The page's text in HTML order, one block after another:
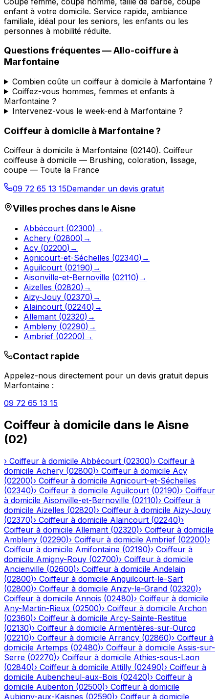
enfant à votre domicile. Service rapide, ambiance
familiale, idéal pour les seniors, les enfants ou les
personnes à mobilité réduite.
Questions fréquentes —Allo-coiffure à
Marfontaine
Combien coûte un coiffeur à domicile à Marfontaine ?
Coiffez-vous hommes, femmes et enfants à
Marfontaine ?
Intervenez-vous le week-end à Marfontaine ?
Coiffeur à domicile à Marfontaine?
Coiffeur à domicile à Marfontaine (02140). Coiffeur
coiffeuse à domicile — Brushing, coloration, lissage,
coupe — Toute la France
09 72 65 13 15Demander un devis gratuit
Villes proches dans leAisne
Abbécourt (02300) →
Achery (02800) →
Acy (02200) →
Agnicourt-et-Séchelles (02340) →
Aguilcourt (02190) →
Aisonville-et-Bernoville (02110) →
Aizelles (02820) →
Aizy-Jouy (02370) →
Alaincourt (02240) →
Allemant (02320) →
Ambleny (02290) →
Ambrief (02200) →
Contact rapide
Appelez-nous directement pour un devis gratuit depuis
Marfontaine :
09 72 65 13 15
Coiffeur à domicile dans le Aisne
(02)
› Coiffeur à domicile Abbécourt (02300)› Coiffeur à
domicile Achery (02800)› Coiffeur à domicile Acy
(02200)› Coiffeur à domicile Agnicourt-et-Séchelles
(02340)› Coiffeur à domicile Aguilcourt (02190)› Coiffeur
à domicile Aisonville-et-Bernoville (02110)› Coiffeur à
domicile Aizelles (02820)› Coiffeur à domicile Aizy-Jouy
(02370)› Coiffeur à domicile Alaincourt (02240)›
Coiffeur à domicile Allemant (02320)› Coiffeur à domicile
Ambleny (02290)› Coiffeur à domicile Ambrief (02200)›
Coiffeur à domicile Amifontaine (02190)› Coiffeur à
domicile Amigny-Rouy (02700)› Coiffeur à domicile
Ancienville (02600)› Coiffeur à domicile Andelain
(02800)› Coiffeur à domicile Anguilcourt-le-Sart
(02800)› Coiffeur à domicile Anizy-le-Grand (02320)›
Coiffeur à domicile Annois (02480)› Coiffeur à domicile
Any-Martin-Rieux (02500)› Coiffeur à domicile Archon
(02360)› Coiffeur à domicile Arcy-Sainte-Restitue
(02130)› Coiffeur à domicile Armentières-sur-Ourcq
(02210)› Coiffeur à domicile Arrancy (02860)› Coiffeur à
domicile Artemps (02480)› Coiffeur à domicile Assis-sur-
Serre (02270)› Coiffeur à domicile Athies-sous-Laon
(02840)› Coiffeur à domicile Attilly (02490)› Coiffeur à
domicile Aubencheul-aux-Bois (02420)› Coiffeur à
domicile Aubenton (02500)› Coiffeur à domicile
Aubigny-aux-Kaisnes (02590)› Coiffeur à domicile